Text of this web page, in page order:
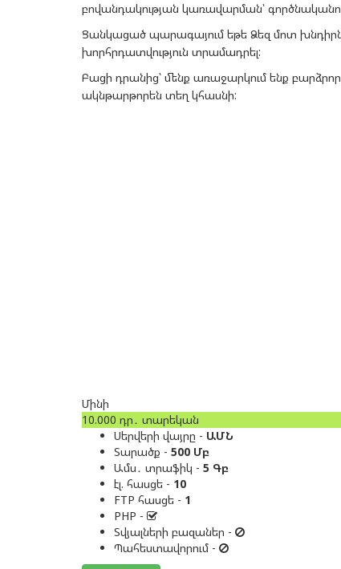
բովանդակության կառավարման՝
Ցանկացած պարագայում եթե Ձեզ մոտ
խորհրդատվություն տրամադրել:
Բացի դրանից՝ մենք առաջարկում ենք
ակնթարթորեն տեղ կհասնի:
Մինի
10.000 դր․ տարեկան
Սերվերի վայրը - ԱՄՆ
Տարածք - 500 Մբ
Ամս․ տրաֆիկ - 5 Գբ
էլ. հասցե - 10
FTP հասցե - 1
PHP -
Տվյալների բազաներ -
Պահեստավորում -